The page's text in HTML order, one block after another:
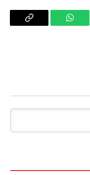
WhatsApp העתק